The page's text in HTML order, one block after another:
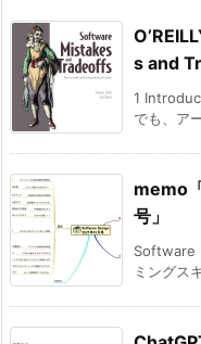
s and
1
でも、ア
memo
号」
Software
ミングス